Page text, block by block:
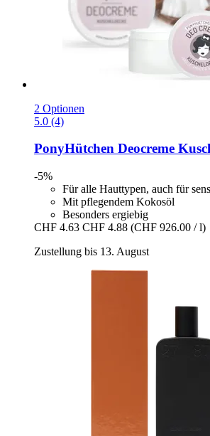
2 Optionen
5.0 (4)
PonyHütchen Deocreme
-5%
Für alle Hauttypen, auch für
Mit pflegendem Kokosöl
Besonders ergiebig
CHF 4.63 CHF 4.88 (CHF 926.00 / l)
Zustellung bis 13. August